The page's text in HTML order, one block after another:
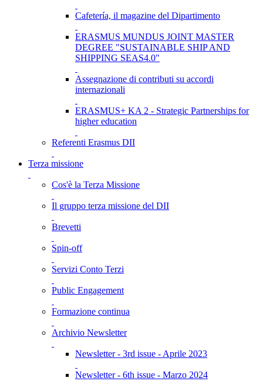
Cafetería, il magazine del Dipartimento
ERASMUS MUNDUS JOINT MASTER
DEGREE "SUSTAINABLE SHIP AND
SHIPPING SEAS4.0"
Assegnazione di contributi su accordi
internazionali
ERASMUS+ KA 2 - Strategic Partnerships for
higher education
Referenti Erasmus DII
Terza missione
Cos'è la Terza Missione
Il gruppo terza missione del DII
Brevetti
Spin-off
Servizi Conto Terzi
Public Engagement
Formazione continua
Archivio Newsletter
Newsletter - 3rd issue - Aprile 2023
Newsletter - 6th issue - Marzo 2024